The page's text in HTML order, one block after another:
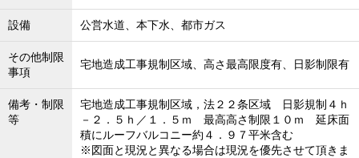
設備 公営水道、本下水、都市ガス
その他制限
事項
宅地造成工事規制区域、高さ最高限度有、日影制限有
備考・制限
等
宅地造成工事規制区域，法２２条区域 日影規制４ｈ
－２．５ｈ／１．５ｍ 最高高さ制限１０ｍ 延床面
積にルーフバルコニー約４．９７平米含む
※図面と現況と異なる場合は現況を優先させて頂きま